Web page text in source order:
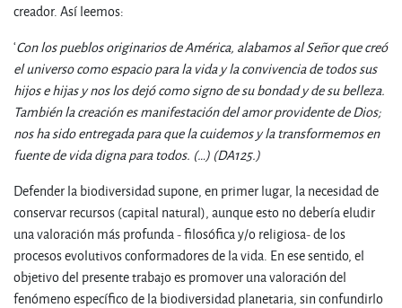
creador. Así leemos:
‘Con los pueblos originarios de América, alabamos al Señor que creó
el universo como espacio para la vida y la convivencia de todos sus
hijos e hijas y nos los dejó como signo de su bondad y de su belleza.
También la creación es manifestación del amor providente de Dios;
nos ha sido entregada para que la cuidemos y la transformemos en
fuente de vida digna para todos. (…) (DA125.)
Defender la biodiversidad supone, en primer lugar, la necesidad de
conservar recursos (capital natural), aunque esto no debería eludir
una valoración más profunda - filosófica y/o religiosa- de los
procesos evolutivos conformadores de la vida. En ese sentido, el
objetivo del presente trabajo es promover una valoración del
fenómeno específico de la biodiversidad planetaria, sin confundirlo